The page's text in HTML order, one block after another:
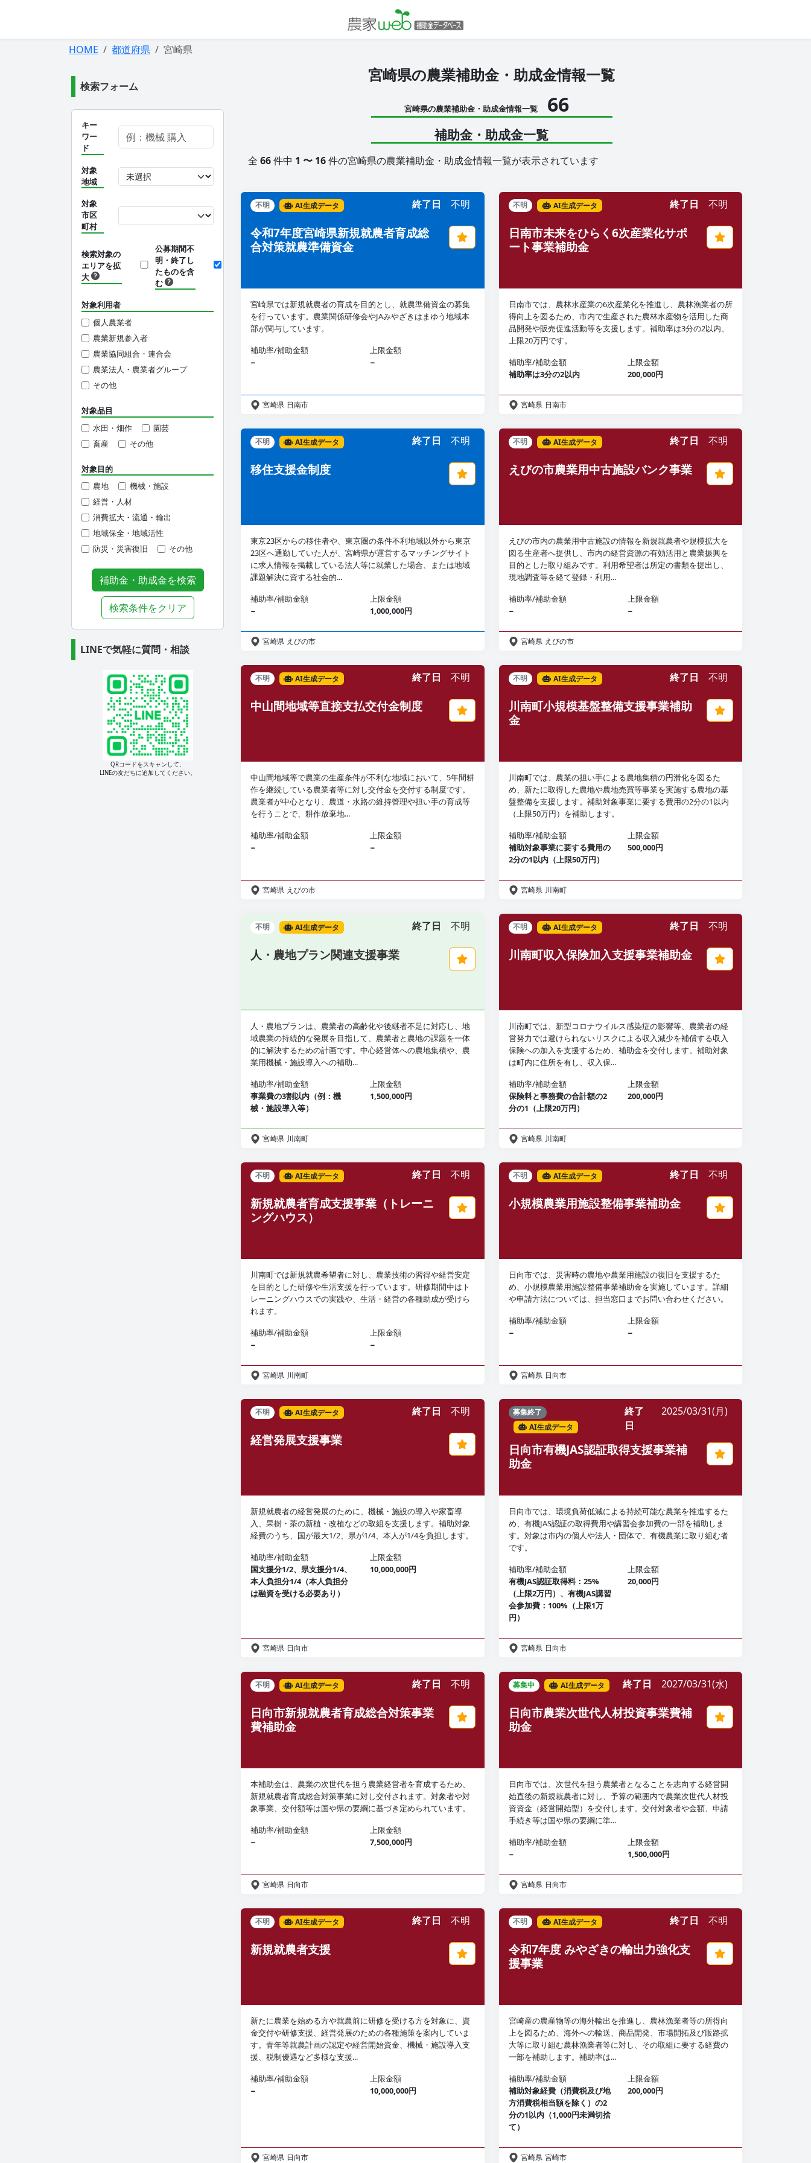
HOME 都道府県 宮崎県
検索フォーム
キー
ワー
ド
対象
地域
対象
市区
町村
検索対象の
エリアを拡
大
公募期間不
明・終了し
たものを含
む
対象利用者
個人農業者
農業新規参入者
農業協同組合・連合会
農業法人・農業者グループ
その他
対象品目
水田・畑作
園芸
畜産
その他
対象目的
農地
機械・施設
経営・人材
消費拡大・流通・輸出
地域保全・地域活性
防災・災害復旧
その他
補助金・助成金を検索
検索条件をクリア
LINEで気軽に質問・相談
QRコードをスキャンして、
LINEの友だちに追加してください。
宮崎県の農業補助金・助成金情報一覧
宮崎県の農業補助金・助成金情報一覧 66
補助金・助成金一覧
全 66件中 1 〜 16件の宮崎県の農業補助金・助成金情報一覧が表示されています
不明 AI生成データ 終了日 不明
令和7年度宮崎県新規就農者育成総
合対策就農準備資金
宮崎県では新規就農者の育成を目的とし、就農準備資金の募集
を行っています。農業関係研修会やJAみやざきはまゆう地域本
部が関与しています。
補助率/補助金額
−
上限金額
−
宮崎県 日南市
不明 AI生成データ 終了日 不明
日南市未来をひらく6次産業化サポ
ート事業補助金
日南市では、農林水産業の6次産業化を推進し、農林漁業者の所
得向上を図るため、市内で生産された農林水産物を活用した商
品開発や販売促進活動等を支援します。補助率は3分の2以内、
上限20万円です。
補助率/補助金額
補助率は3分の2以内
上限金額
200,000円
宮崎県 日南市
不明 AI生成データ 終了日 不明
移住支援金制度
東京23区からの移住者や、東京圏の条件不利地域以外から東京
23区へ通勤していた人が、宮崎県が運営するマッチングサイト
に求人情報を掲載している法人等に就業した場合、または地域
課題解決に資する社会的...
補助率/補助金額
−
上限金額
1,000,000円
宮崎県 えびの市
不明 AI生成データ 終了日 不明
えびの市農業用中古施設バンク事業
えびの市内の農業用中古施設の情報を新規就農者や規模拡大を
図る生産者へ提供し、市内の経営資源の有効活用と農業振興を
目的とした取り組みです。利用希望者は所定の書類を提出し、
現地調査等を経て登録・利用...
補助率/補助金額
−
上限金額
−
宮崎県 えびの市
不明 AI生成データ 終了日 不明
中山間地域等直接支払交付金制度
中山間地域等で農業の生産条件が不利な地域において、5年間耕
作を継続している農業者等に対し交付金を交付する制度です。
農業者が中心となり、農道・水路の維持管理や担い手の育成等
を行うことで、耕作放棄地...
補助率/補助金額
−
上限金額
−
宮崎県 えびの市
不明 AI生成データ 終了日 不明
川南町小規模基盤整備支援事業補助
金
川南町では、農業の担い手による農地集積の円滑化を図るた
め、新たに取得した農地や農地売買等事業を実施する農地の基
盤整備を支援します。補助対象事業に要する費用の2分の1以内
（上限50万円）を補助します。
補助率/補助金額
補助対象事業に要する費用の
2分の1以内（上限50万円）
上限金額
500,000円
宮崎県 川南町
不明 AI生成データ 終了日 不明
人・農地プラン関連支援事業
人・農地プランは、農業者の高齢化や後継者不足に対応し、地
域農業の持続的な発展を目指して、農業者と農地の課題を一体
的に解決するための計画です。中心経営体への農地集積や、農
業用機械・施設導入への補助...
補助率/補助金額
事業費の3割以内（例：機
械・施設導入等）
上限金額
1,500,000円
宮崎県 川南町
不明 AI生成データ 終了日 不明
川南町収入保険加入支援事業補助金
川南町では、新型コロナウイルス感染症の影響等、農業者の経
営努力では避けられないリスクによる収入減少を補償する収入
保険への加入を支援するため、補助金を交付します。補助対象
は町内に住所を有し、収入保...
補助率/補助金額
保険料と事務費の合計額の2
分の1（上限20万円）
上限金額
200,000円
宮崎県 川南町
不明 AI生成データ 終了日 不明
新規就農者育成支援事業（トレーニ
ングハウス）
川南町では新規就農希望者に対し、農業技術の習得や経営安定
を目的とした研修や生活支援を行っています。研修期間中はト
レーニングハウスでの実践や、生活・経営の各種助成が受けら
れます。
補助率/補助金額
−
上限金額
−
宮崎県 川南町
不明 AI生成データ 終了日 不明
小規模農業用施設整備事業補助金
日向市では、災害時の農地や農業用施設の復旧を支援するた
め、小規模農業用施設整備事業補助金を実施しています。詳細
や申請方法については、担当窓口までお問い合わせください。
補助率/補助金額
−
上限金額
−
宮崎県 日向市
不明 AI生成データ 終了日 不明
経営発展支援事業
新規就農者の経営発展のために、機械・施設の導入や家畜導
入、果樹・茶の新植・改植などの取組を支援します。補助対象
経費のうち、国が最大1/2、県が1/4、本人が1/4を負担します。
補助率/補助金額
国支援分1/2、県支援分1/4、
本人負担分1/4（本人負担分
は融資を受ける必要あり）
上限金額
10,000,000円
宮崎県 日向市
募集終了
AI生成データ
終了
日
2025/03/31(月)
日向市有機JAS認証取得支援事業補
助金
日向市では、環境負荷低減による持続可能な農業を推進するた
め、有機JAS認証の取得費用や講習会参加費の一部を補助しま
す。対象は市内の個人や法人・団体で、有機農業に取り組む者
です。
補助率/補助金額
有機JAS認証取得料：25%
（上限2万円）、有機JAS講習
会参加費：100%（上限1万
円）
上限金額
20,000円
宮崎県 日向市
不明 AI生成データ 終了日 不明
日向市新規就農者育成総合対策事業
費補助金
本補助金は、農業の次世代を担う農業経営者を育成するため、
新規就農者育成総合対策事業に対し交付されます。対象者や対
象事業、交付額等は国や県の要綱に基づき定められています。
補助率/補助金額
−
上限金額
7,500,000円
宮崎県 日向市
募集中 AI生成データ 終了日 2027/03/31(水)
日向市農業次世代人材投資事業費補
助金
日向市では、次世代を担う農業者となることを志向する経営開
始直後の新規就農者に対し、予算の範囲内で農業次世代人材投
資資金（経営開始型）を交付します。交付対象者や金額、申請
手続き等は国や県の要綱に準...
補助率/補助金額
−
上限金額
1,500,000円
宮崎県 日向市
不明 AI生成データ 終了日 不明
新規就農者支援
新たに農業を始める方や就農前に研修を受ける方を対象に、資
金交付や研修支援、経営発展のための各種施策を案内していま
す。青年等就農計画の認定や経営開始資金、機械・施設導入支
援、税制優遇など多様な支援...
補助率/補助金額
−
上限金額
10,000,000円
宮崎県 日向市
不明 AI生成データ 終了日 不明
令和7年度 みやざきの輸出力強化支
援事業
宮崎産の農産物等の海外輸出を推進し、農林漁業者等の所得向
上を図るため、海外への輸送、商品開発、市場開拓及び販路拡
大等に取り組む農林漁業者等に対し、その取組に要する経費の
一部を補助します。補助率は...
補助率/補助金額
補助対象経費（消費税及び地
方消費税相当額を除く）の2
分の1以内（1,000円未満切捨
て）
上限金額
200,000円
宮崎県 宮崎市